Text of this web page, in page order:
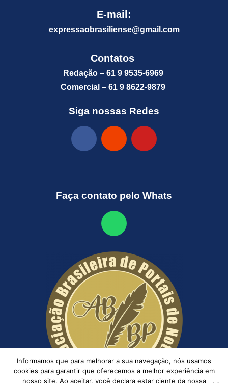
E-mail:
expressaobrasiliense@gmail.com
Contatos
Redação – 61 9 9535-6969
Comercial – 61 9 8622-9879
Siga nossas Redes
Faça contato pelo Whats
Informamos que para melhorar a sua navegação, nós usamos
cookies para garantir que oferecemos a melhor experiência em
nosso site. Ao aceitar, você declara estar ciente da nossa